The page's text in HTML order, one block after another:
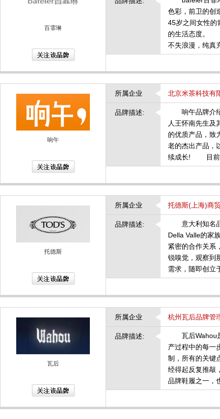
百霏琳
色彩，前卫的创
45岁之间女性的
的生活态度。
不失浪漫，纯真
响午
所属企业 北京米茶科技有
品牌描述:
响午品牌介绍
人王怀南先生及
的优质产品，致
老的杰出产品，
续成⻓! 目前
托德斯
所属企业 托德斯(上海)商
品牌描述:
意大利知名品
Della Valle的家
紧密的合作关系
锐嗅觉，观察到
需求，随即创立
瓦后
所属企业 杭州瓦后品牌管
品牌描述:
瓦后Wahou是
产过程中的每一
制，所有的关
经得起反复推敲
品牌鞋履之一，